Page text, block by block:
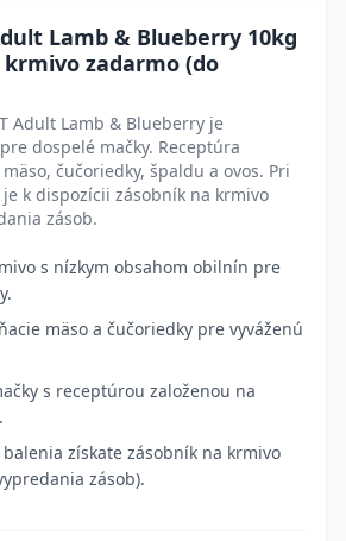
Lamb & Blueberry 10kg
krmivo zadarmo (do
Adult Lamb & Blueberry je
dospelé mačky. Receptúra
čučoriedky, špaldu a ovos. Pri
k dispozícii zásobník na krmivo
zásob.
s nízkym obsahom obilnín pre
mäso a čučoriedky pre vyváženú
s receptúrou založenou na
získate zásobník na krmivo
zásob).